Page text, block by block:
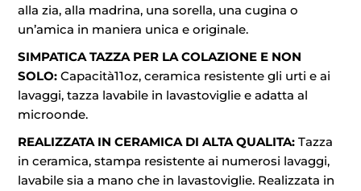
alla zia, alla madrina, una sorella, una cugina o
un’amica in maniera unica e originale.
SIMPATICA TAZZA PER LA COLAZIONE E NON
SOLO:Capacità11oz, ceramica resistente gli urti e ai
lavaggi, tazza lavabile in lavastoviglie e adatta al
microonde.
REALIZZATA IN CERAMICA DI ALTA QUALITA: Tazza
in ceramica, stampa resistente ai numerosi lavaggi,
lavabile sia a mano che in lavastoviglie. Realizzata in